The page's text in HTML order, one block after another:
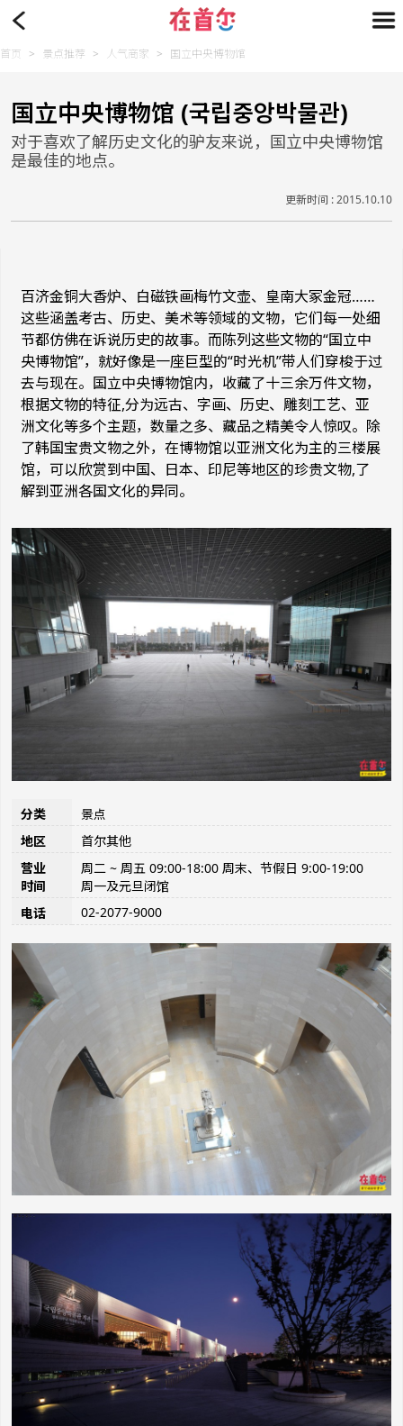
首页 > 景点推荐 > 人气商家 > 国立中央博物馆
国立中央博物馆 (국립중앙박물관)
对于喜欢了解历史文化的驴友来说，国立中央博物馆
是最佳的地点。
更新时间 : 2015.10.10
百济金铜大香炉、白磁铁画梅竹文壶、皇南大冢金冠……
这些涵盖考古、历史、美术等领域的文物，它们每一处细
节都仿佛在诉说历史的故事。而陈列这些文物的“国立中
央博物馆”，就好像是一座巨型的“时光机”带人们穿梭于过
去与现在。国立中央博物馆内，收藏了十三余万件文物，
根据文物的特征,分为远古、字画、历史、雕刻工艺、亚
洲文化等多个主题，数量之多、藏品之精美令人惊叹。除
了韩国宝贵文物之外，在博物馆以亚洲文化为主的三楼展
馆，可以欣赏到中国、日本、印尼等地区的珍贵文物,了
解到亚洲各国文化的异同。
分类
景点
地区
首尔其他
营业
时间
周二 ~ 周五 09:00-18:00 周末、节假日 9:00-19:00
周一及元旦闭馆
电话
02-2077-9000